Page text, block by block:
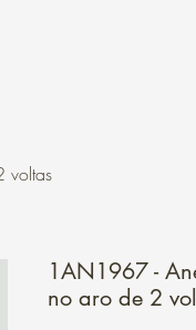
voltas
1AN1967 -
no aro de 2